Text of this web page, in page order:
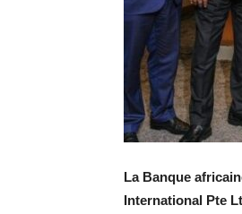
La Banque
International Pte